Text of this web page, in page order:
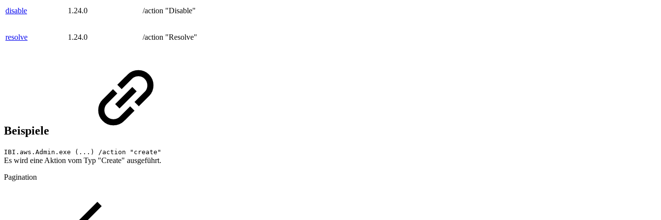
disable 1.24.0 /action "Disable"
resolve 1.24.0 /action "Resolve"
Beispiele
IBI.aws.Admin.exe (...) /action "create"
Es wird eine Aktion vom Typ "Create" ausgeführt.
Pagination